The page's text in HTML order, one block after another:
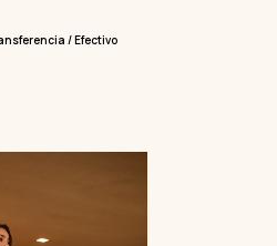
/ Efectivo